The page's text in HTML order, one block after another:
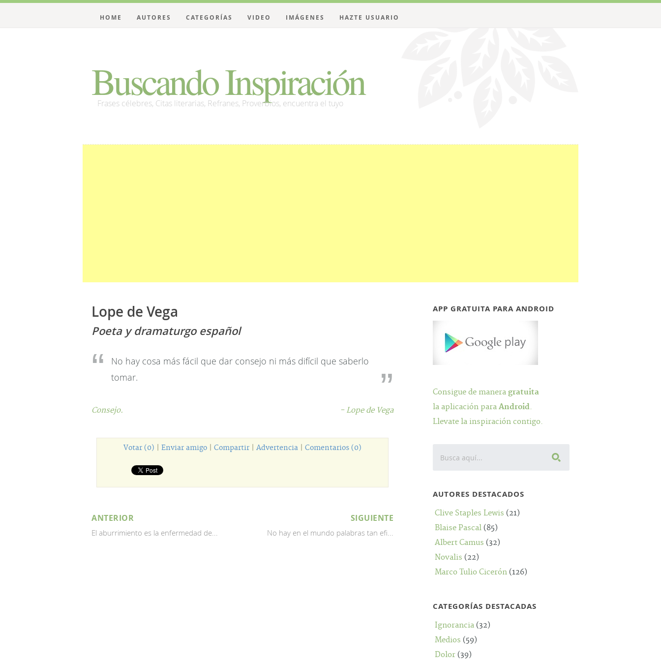
Buscando Inspiración
Frases célebres, Citas literarias, Refranes, Proverbios, encuentra el tuyo
HOME AUTORES CATEGORÍAS VIDEO IMÁGENES HAZTE USUARIO
Lope de Vega
Poeta y dramaturgo español
No hay cosa más fácil que dar consejo ni más difícil que saberlo
tomar.
Consejo. - Lope de Vega
Votar (0) Enviar amigo Compartir Advertencia Comentarios (0)
ANTERIOR
El aburrimiento es la enfermedad de...
SIGUIENTE
No hay en el mundo palabras tan efi...
APP GRATUITA PARA ANDROID
Consigue de maneragratuita
la aplicación paraAndroid.
Llevate la inspiración contigo.
AUTORES DESTACADOS
Clive Staples Lewis (21)
Blaise Pascal (85)
Albert Camus (32)
Novalis (22)
Marco Tulio Cicerón (126)
CATEGORÍAS DESTACADAS
Ignorancia (32)
Medios (59)
Dolor (39)